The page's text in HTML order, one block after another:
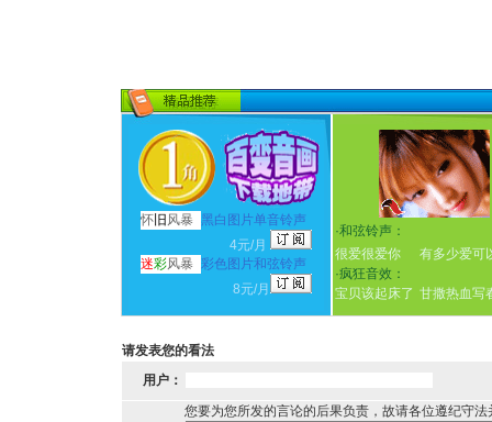
怀 旧 风暴
黑白图片单音铃声
4元/月
迷彩风暴 彩色图片和弦铃声
8元/月
·和弦铃声：
很爱很爱你
有多少爱可
·疯狂音效：
宝贝该起床了 甘撒热血写
请发表您的看法
用户：
您要为您所发的言论的后果负责，故请各位遵纪守